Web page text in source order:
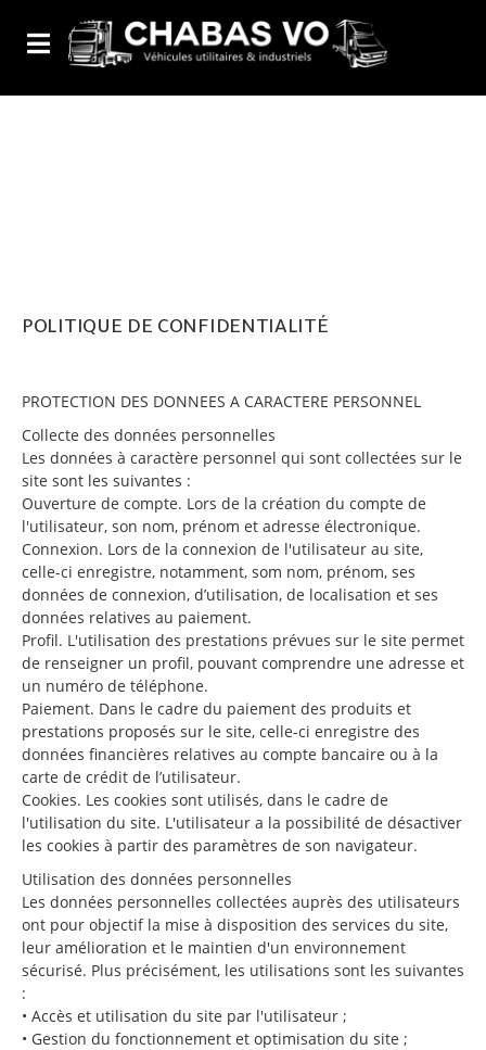
POLITIQUE DE CONFIDENTIALITÉ
PROTECTION DES DONNEES A CARACTERE PERSONNEL
Collecte des données personnelles
Les données à caractère personnel qui sont collectées sur le
site sont les suivantes :
Ouverture de compte. Lors de la création du compte de
l'utilisateur, son nom, prénom et adresse électronique.
Connexion. Lors de la connexion de l'utilisateur au site,
celle-ci enregistre, notamment, som nom, prénom, ses
données de connexion, d’utilisation, de localisation et ses
données relatives au paiement.
Profil. L'utilisation des prestations prévues sur le site permet
de renseigner un profil, pouvant comprendre une adresse et
un numéro de téléphone.
Paiement. Dans le cadre du paiement des produits et
prestations proposés sur le site, celle-ci enregistre des
données financières relatives au compte bancaire ou à la
carte de crédit de l’utilisateur.
Cookies. Les cookies sont utilisés, dans le cadre de
l'utilisation du site. L'utilisateur a la possibilité de désactiver
les cookies à partir des paramètres de son navigateur.
Utilisation des données personnelles
Les données personnelles collectées auprès des utilisateurs
ont pour objectif la mise à disposition des services du site,
leur amélioration et le maintien d'un environnement
sécurisé. Plus précisément, les utilisations sont les suivantes
:
• Accès et utilisation du site par l'utilisateur ;
• Gestion du fonctionnement et optimisation du site ;